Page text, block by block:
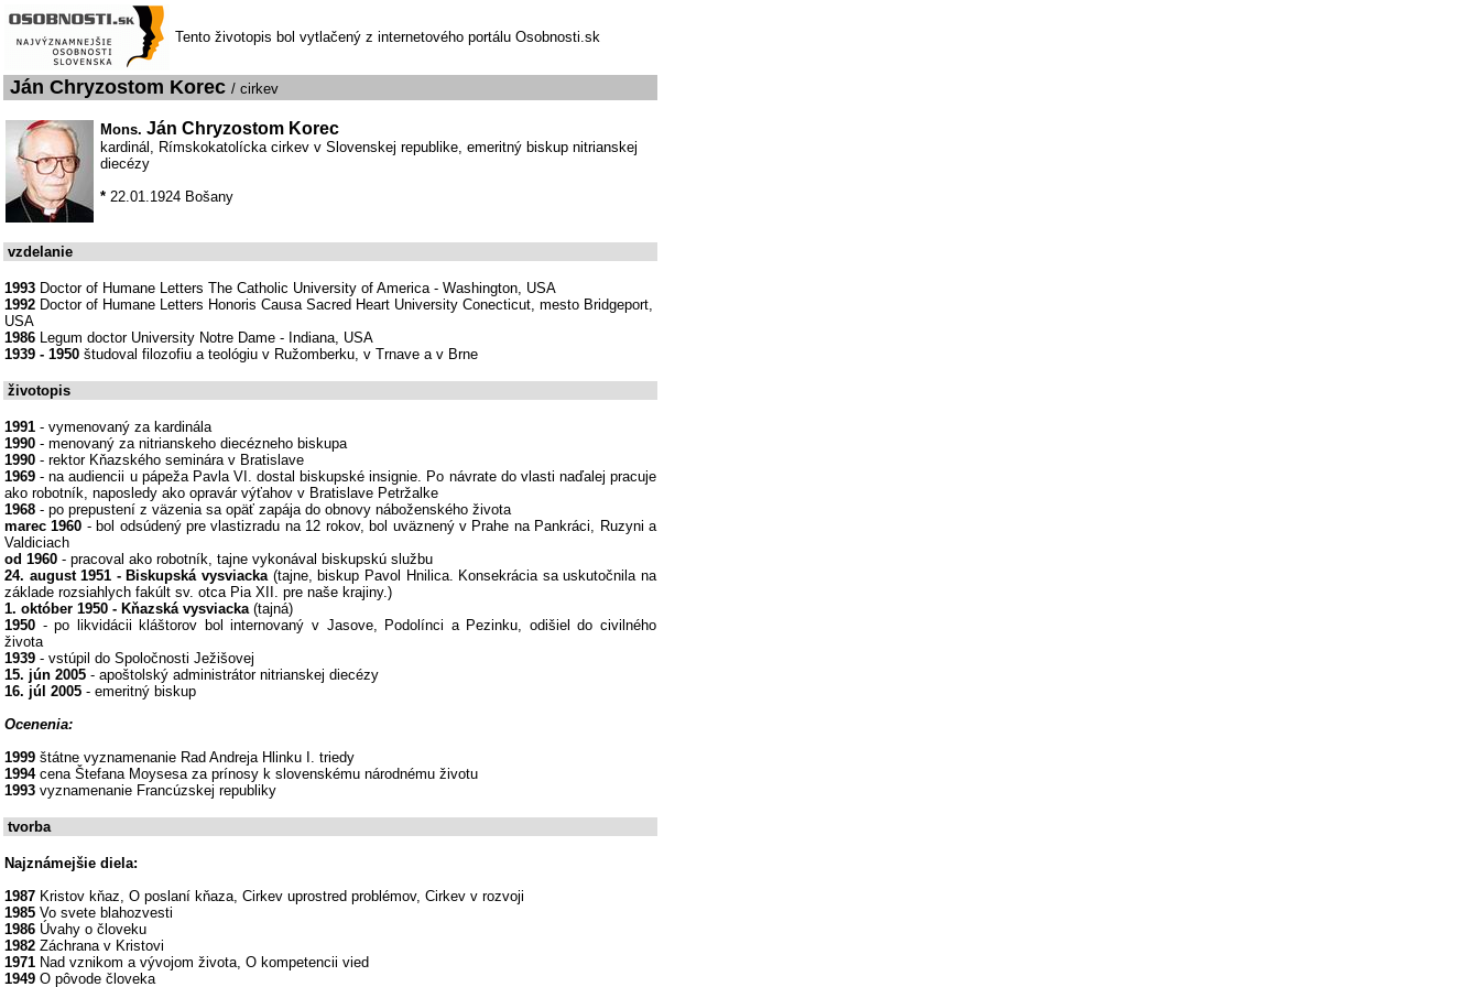
Tento životopis bol vytlačený z internetového portálu Osobnosti.sk
Ján Chryzostom Korec / cirkev
Mons. Ján Chryzostom Korec
kardinál, Rímskokatolícka cirkev v Slovenskej republike, emeritný biskup nitrianskej
diecézy
* 22.01.1924 Bošany
vzdelanie
1993 Doctor of Humane Letters The Catholic University of America - Washington, USA
1992 Doctor of Humane Letters Honoris Causa Sacred Heart University Conecticut, mesto Bridgeport,
USA
1986 Legum doctor University Notre Dame - Indiana, USA
1939 - 1950 študoval filozofiu a teológiu v Ružomberku, v Trnave a v Brne
životopis
1991 - vymenovaný za kardinála
1990 - menovaný za nitrianskeho diecézneho biskupa
1990 - rektor Kňazského seminára v Bratislave
1969 - na audiencii u pápeža Pavla VI. dostal biskupské insignie. Po návrate do vlasti naďalej pracuje
ako robotník, naposledy ako opravár výťahov v Bratislave Petržalke
1968 - po prepustení z väzenia sa opäť zapája do obnovy náboženského života
marec 1960 - bol odsúdený pre vlastizradu na 12 rokov, bol uväznený v Prahe na Pankráci, Ruzyni a
Valdiciach
od 1960 - pracoval ako robotník, tajne vykonával biskupskú službu
24. august 1951 - Biskupská vysviacka(tajne, biskup Pavol Hnilica. Konsekrácia sa uskutočnila na
základe rozsiahlych fakúlt sv. otca Pia XII. pre naše krajiny.)
1. október 1950 - Kňazská vysviacka (tajná)
1950 - po likvidácii kláštorov bol internovaný v Jasove, Podolínci a Pezinku, odišiel do civilného
života
1939 - vstúpil do Spoločnosti Ježišovej
15. jún 2005 - apoštolský administrátor nitrianskej diecézy
16. júl 2005 - emeritný biskup
Ocenenia:
1999 štátne vyznamenanie Rad Andreja Hlinku I. triedy
1994cena Štefana Moysesa za prínosy k slovenskému národnému životu
1993 vyznamenanie Francúzskej republiky
tvorba
Najznámejšie diela:
1987 Kristov kňaz, O poslaní kňaza, Cirkev uprostred problémov, Cirkev v rozvoji
1985 Vo svete blahozvesti
1986 Úvahy o človeku
1982 Záchrana v Kristovi
1971 Nad vznikom a vývojom života, O kompetencii vied
1949 O pôvode človeka